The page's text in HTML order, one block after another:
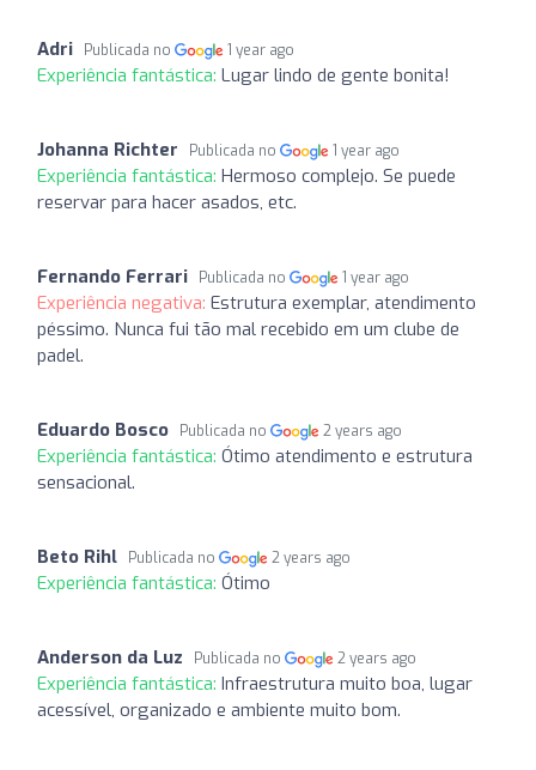
Adri Publicada no 1 year ago
Experiência fantástica: Lugar lindo de gente bonita!
Johanna Richter Publicada no 1 year ago
Experiência fantástica: Hermoso complejo. Se puede
reservar para hacer asados, etc.
Fernando Ferrari Publicada no 1 year ago
Experiência negativa: Estrutura exemplar, atendimento
péssimo. Nunca fui tão mal recebido em um clube de
padel.
Eduardo Bosco Publicada no 2 years ago
Experiência fantástica: Ótimo atendimento e estrutura
sensacional.
Beto Rihl Publicada no 2 years ago
Experiência fantástica: Ótimo
Anderson da Luz Publicada no 2 years ago
Experiência fantástica: Infraestrutura muito boa, lugar
acessível, organizado e ambiente muito bom.